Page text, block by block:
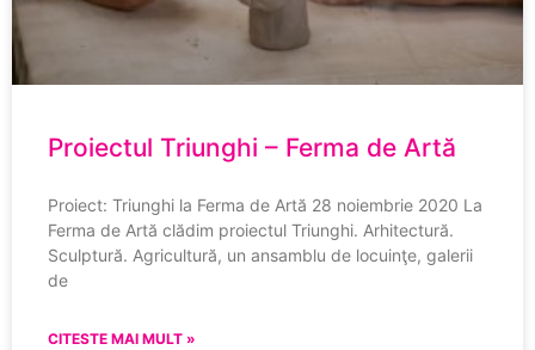
Proiectul Triunghi – Ferma de Artă
Proiect: Triunghi la Ferma de Artă 28 noiembrie 2020 La
Ferma de Artă clădim proiectul Triunghi. Arhitectură.
Sculptură. Agricultură, un ansamblu de locuinţe, galerii
de
CITESTE MAI MULT »